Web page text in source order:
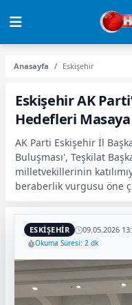
Anasayfa Eskişehir
Eskişehir AK
Hedefleri Masaya
AK Parti Eskişehir İl
Buluşması', Teşkilat
milletvekillerinin
beraberlik vurgusu öne
ESKIŞEHIR 09.05.2026
Okuma Süresi: 2 dk